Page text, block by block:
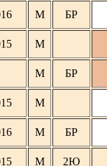
М БР
М
М БР
М
М БР
М 2Ю